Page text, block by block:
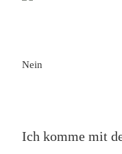
Nein
Ich komme mit